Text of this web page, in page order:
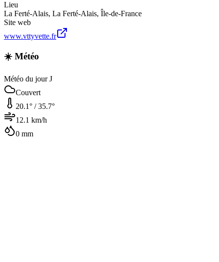
Lieu
La Ferté-Alais, La Ferté-Alais, Île-de-France
Site web
www.vttyvette.fr
☀️ Météo
Météo du jour J
Couvert
20.1° /35.7°
12.1 km/h
0 mm